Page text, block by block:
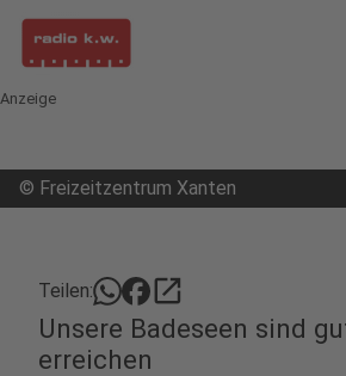
Anzeige
© Freizeitzentrum Xanten
Teilen: open_in_new
Unsere Badeseen sind
erreichen